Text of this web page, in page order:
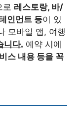
로 레스토랑, 바/
인먼트 등이 있
모바일 앱, 여행
니다. 예약 시에
스 내용 등을 꼭